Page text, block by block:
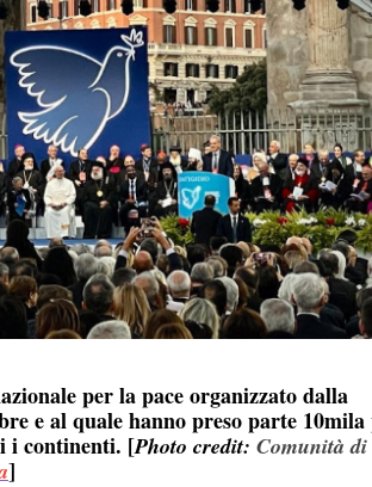
per la pace organizzato dalla
e al quale hanno preso parte 10mila
i continenti. [Photo credit: Comunità di
]